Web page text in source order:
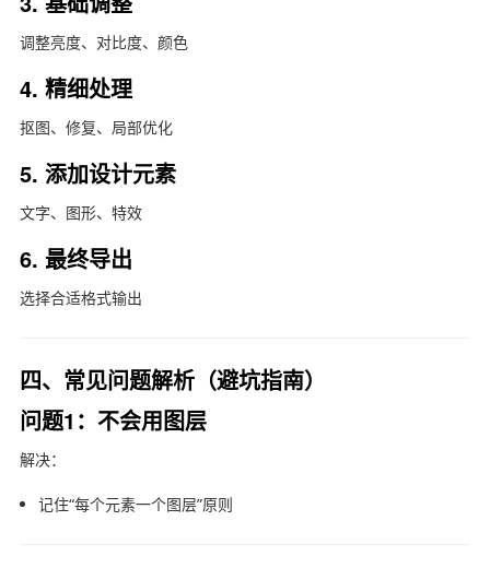
调整亮度、对比度、颜色
4. 精细处理
抠图、修复、局部优化
5. 添加设计元素
文字、图形、特效
6. 最终导出
选择合适格式输出
四、常见问题解析（避坑指南）
问题1：不会用图层
解决：
记住“每个元素一个图层”原则